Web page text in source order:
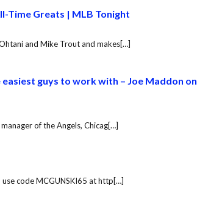
Time Greats | MLB Tonight
and Mike Trout and makes[…]
guys to work with – Joe Maddon on
of the Angels, Chicag[…]
use code MCGUNSKI65 at http[…]